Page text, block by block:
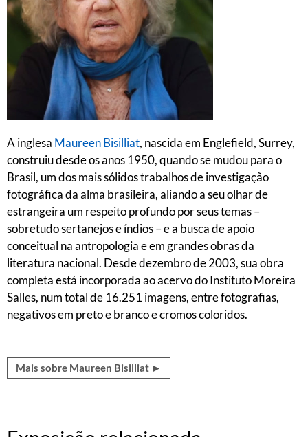
A inglesa Maureen Bisilliat, nascida em Englefield, Surrey,
construiu desde os anos 1950, quando se mudou para o
Brasil, um dos mais sólidos trabalhos de investigação
fotográfica da alma brasileira, aliando a seu olhar de
estrangeira um respeito profundo por seus temas –
sobretudo sertanejos e índios – e a busca de apoio
conceitual na antropologia e em grandes obras da
literatura nacional. Desde dezembro de 2003, sua obra
completa está incorporada ao acervo do Instituto Moreira
Salles, num total de 16.251 imagens, entre fotografias,
negativos em preto e branco e cromos coloridos.
Mais sobre Maureen Bisilliat ►